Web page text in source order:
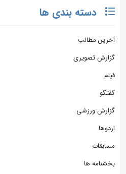
دسته بندی ها
آخرین مطالب
گزارش تصویری
فیلم
گفتگو
گزارش ورزشی
اردوها
مسابقات
بخشنامه ها